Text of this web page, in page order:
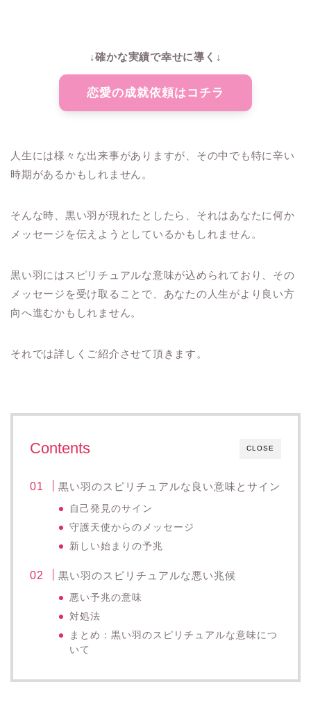
↓確かな実績で幸せに導く↓
恋愛の成就依頼はコチラ
人生には様々な出来事がありますが、その中でも特に辛い
時期があるかもしれません。
そんな時、黒い羽が現れたとしたら、それはあなたに何か
メッセージを伝えようとしているかもしれません。
黒い羽にはスピリチュアルな意味が込められており、その
メッセージを受け取ることで、あなたの人生がより良い方
向へ進むかもしれません。
それでは詳しくご紹介させて頂きます。
CLOSE
Contents
黒い羽のスピリチュアルな良い意味とサイン
自己発見のサイン
守護天使からのメッセージ
新しい始まりの予兆
黒い羽のスピリチュアルな悪い兆候
悪い予兆の意味
対処法
まとめ：黒い羽のスピリチュアルな意味につ
いて